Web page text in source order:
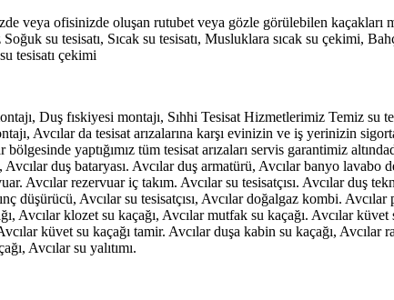
veya ofisinizde oluşan rutubet veya gözle görülebilen kaçakları
su tesisatı, Sıcak su tesisatı, Musluklara sıcak su çekimi,
tesisatı çekimi
Duş fıskiyesi montajı, Sıhhi Tesisat Hizmetlerimiz Temiz su
Avcılar da tesisat arızalarına karşı evinizin ve iş yerinizin
yaptığımız tüm tesisat arızaları servis garantimiz
duş bataryası. Avcılar duş armatürü, Avcılar banyo lavabo
Avcılar rezervuar iç takım. Avcılar su tesisatçısı. Avcılar duş
düşürücü, Avcılar su tesisatçısı, Avcılar doğalgaz kombi.
Avcılar klozet su kaçağı, Avcılar mutfak su kaçağı. Avcılar
küvet su kaçağı tamir. Avcılar duşa kabin su kaçağı, Avcılar
Avcılar su yalıtımı.